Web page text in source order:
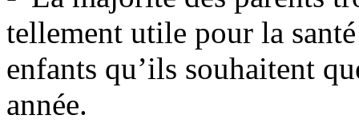
tellement utile pour la
enfants qu’ils souhaitent
année.